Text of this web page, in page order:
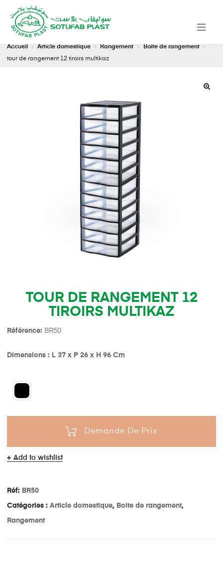
Accueil Article domestique Rangement
Boite de rangement
tour de rangement 12 tiroirs multikaz
TOUR DE RANGEMENT 12
TIROIRS MULTIKAZ
Référence: BR50
Dimensions : L 37 x P 26 x H 96 Cm
Demande De Prix
Add to wishlist
Réf: BR50
Catégories : Article domestique, Boite de rangement,
Rangement